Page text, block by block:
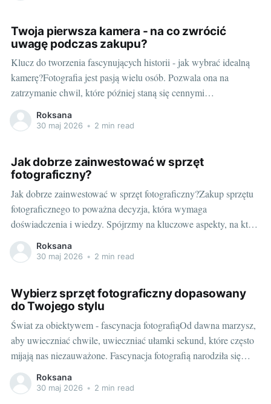
Twoja pierwsza kamera - na co zwrócić
uwagę podczas zakupu?
Klucz do tworzenia fascynujących historii - jak wybrać idealną
kamerę?Fotografia jest pasją wielu osób. Pozwala ona na
zatrzymanie chwil, które później staną się cennymi
wspomnieniami. Na rynku dostępnych jest wiele różnych modeli
kamer, co może utrudnić wybór odpowiedniego sprzętu,
Roksana
30 maj 2026 • 2 min read
Jak dobrze zainwestować w sprzęt
fotograficzny?
Jak dobrze zainwestować w sprzęt fotograficzny?Zakup sprzętu
fotograficznego to poważna decyzja, która wymaga
doświadczenia i wiedzy. Spójrzmy na kluczowe aspekty, na które
trzeba zwrócić uwagę, aby dobrze ulokować swoje środki.
Pamiętajmy, że cenne wskazówki można znaleźć zarówno dla
Roksana
30 maj 2026 • 2 min read
Wybierz sprzęt fotograficzny dopasowany
do Twojego stylu
Świat za obiektywem - fascynacja fotografiąOd dawna marzysz,
aby uwieczniać chwile, uwieczniać ułamki sekund, które często
mijają nas niezauważone. Fascynacja fotografią narodziła się
nagle, ale potężnie. Z biegiem czasu rozbudzane zamiłowanie do
patrzenia na świat przez obiektyw zaczęło przeradzać się w
Roksana
30 maj 2026 • 2 min read